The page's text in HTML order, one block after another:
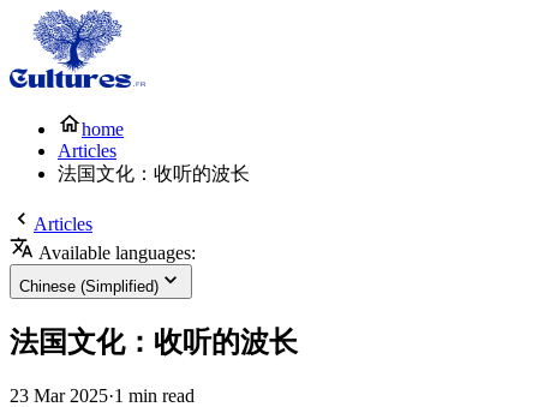
home
Articles
法国文化：收听的波长
Articles
Available languages:
Chinese (Simplified)
法国文化：收听的波长
23 Mar 2025·1 min read